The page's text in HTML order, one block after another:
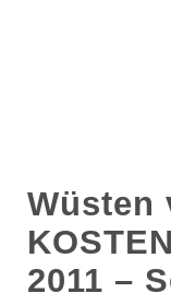
Wüsten
2011 –